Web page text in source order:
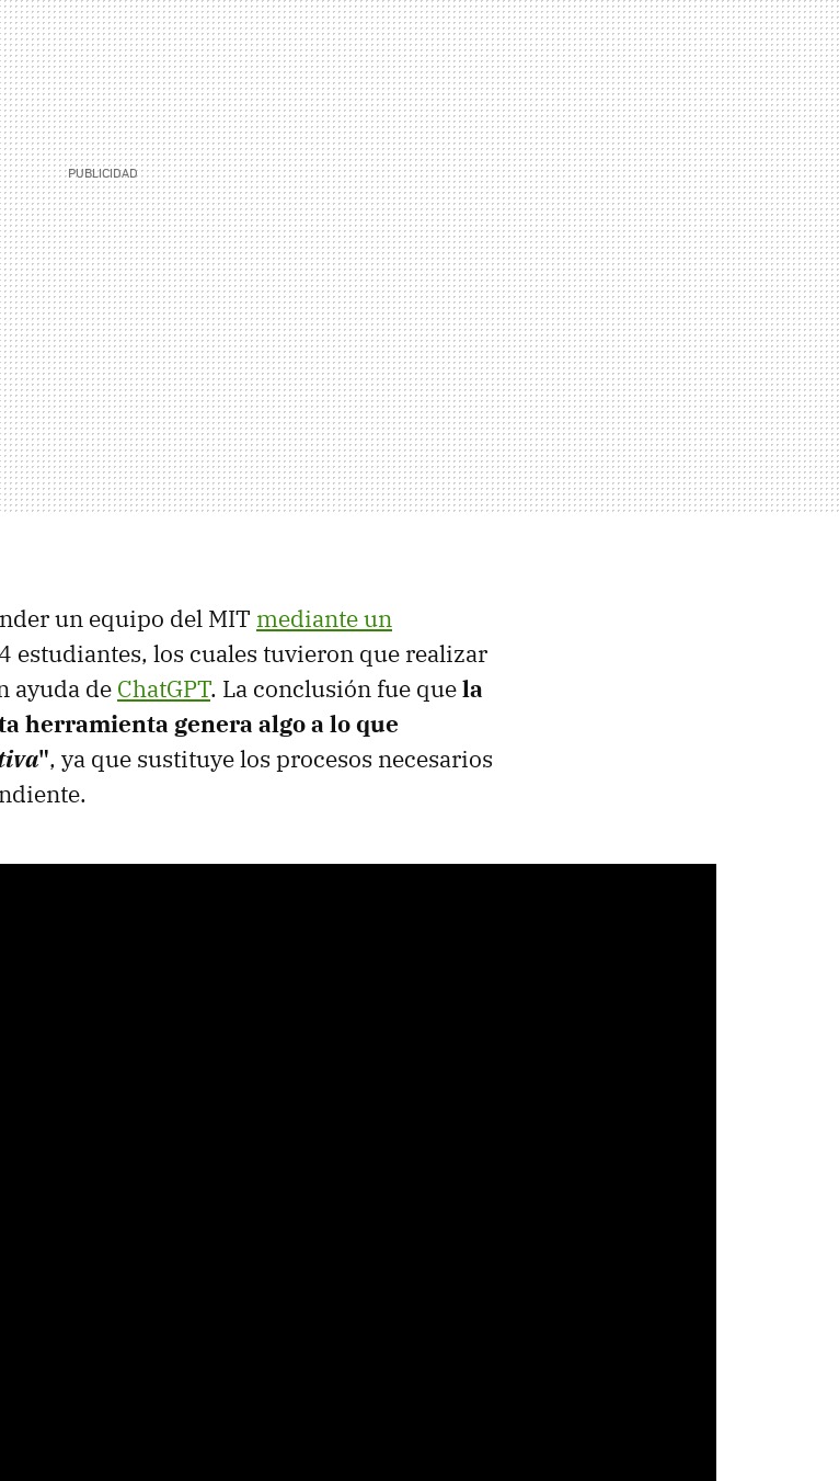
un equipo del MIT mediante un
estudiantes, los cuales tuvieron que realizar
ayuda de ChatGPT. La conclusión fue quela
herramienta genera algo a lo que
", ya que sustituye los procesos necesarios